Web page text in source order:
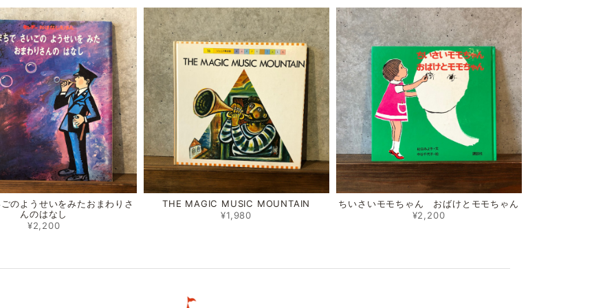
のようせいをみたおまわりさ
んのはなし
¥2,200
THE MAGIC MUSIC MOUNTAIN
¥1,980
ちいさいモモちゃん おばけとモモちゃん
¥2,200